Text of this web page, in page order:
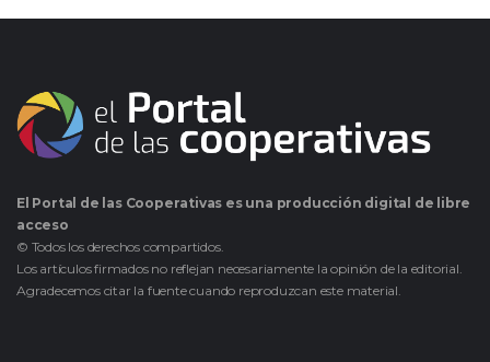
El Portal de las Cooperativas es una producción digital de libre
acceso
© Todos los derechos compartidos.
Los artículos firmados no reflejan necesariamente la opinión de la editorial.
Agradecemos citar la fuente cuando reproduzcan este material.